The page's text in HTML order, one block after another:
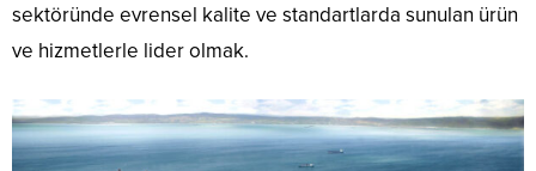
sektöründe evrensel kalite ve standartlarda sunulan ürün
ve hizmetlerle lider olmak.